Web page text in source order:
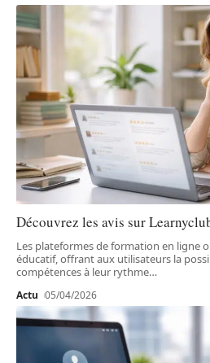
Découvrez les avis sur
Les plateformes de formation en ligne
éducatif, offrant aux utilisateurs la
compétences à leur rythme…
Actu 05/04/2026